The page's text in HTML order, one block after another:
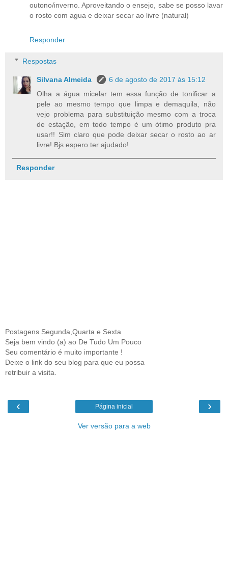
outono/inverno. Aproveitando o ensejo, sabe se posso lavar
o rosto com agua e deixar secar ao livre (natural)
Responder
Respostas
Silvana Almeida
6 de agosto de 2017 às 15:12
Olha a água micelar tem essa função de tonificar a
pele ao mesmo tempo que limpa e demaquila, não
vejo problema para substituição mesmo com a troca
de estação, em todo tempo é um ótimo produto pra
usar!! Sim claro que pode deixar secar o rosto ao ar
livre! Bjs espero ter ajudado!
Responder
Postagens Segunda,Quarta e Sexta
Seja bem vindo (a) ao De Tudo Um Pouco
Seu comentário é muito importante !
Deixe o link do seu blog para que eu possa
retribuir a visita.
‹ ›
Página inicial
Ver versão para a web